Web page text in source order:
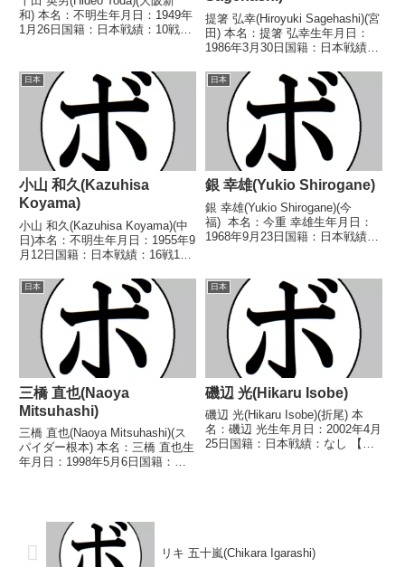
和) 本名：不明生年月日：1949年
1月26日国籍：日本戦績：10戦4
判定 (採点不明) 金成 義男(新
光)1967/...
提箸 弘幸(Hiroyuki Sagehashi)(宮
田) 本名：提箸 弘幸生年月日：
1986年3月30日国籍：日本戦績：
イトル】なし 【戦歴】
2005/03/16 △4R判定 1-0(39-
37、3...
日本
小山 和久(Kazuhisa
Koyama)
小山 和久(Kazuhisa Koyama)(中
日)本名：不明生年月日：1955年9
月12日国籍：日本戦績：16戦10
1983年度中日本ライトフライ級
新人王【戦歴】1980/11/12 ○4R
判定 (採点...
日本
銀 幸雄(Yukio Shirogane)
銀 幸雄(Yukio Shirogane)(今
福) 本名：今重 幸雄生年月日：
1968年9月23日国籍：日本戦績：
1991/05/16 ○4R判定 (採点不
明) 福山 勝行(...
日本
三橋 直也(Naoya
Mitsuhashi)
三橋 直也(Naoya Mitsuhashi)(ス
パイダー根本) 本名：三橋 直也生
年月日：1998年5月6日国籍：日
竹原ジュニア(...
日本
磯辺 光(Hikaru Isobe)
磯辺 光(Hikaru Isobe)(折尾) 本
名：磯辺 光生年月日：2002年4月
25日国籍：日本戦績：なし 【獲
リキ 五十嵐(Chikara Igarashi)